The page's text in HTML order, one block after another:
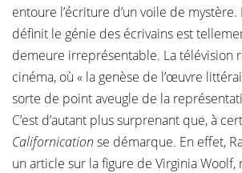
entoure l’écriture d’un voile de mystère.
définit le génie des écrivains est
demeure irreprésentable. La télévision
cinéma, où « la genèse de l’œuvre
sorte de point aveugle de la
C’est d’autant plus surprenant que, à
Californication se démarque. En effet,
un article sur la figure de Virginia